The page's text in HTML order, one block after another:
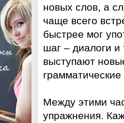
новых слов, а
чаще всего
быстрее мог
шаг – диалоги и
выступают
Между этими
упражнения.